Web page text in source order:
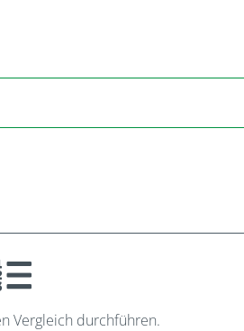
Vergleich durchführen.